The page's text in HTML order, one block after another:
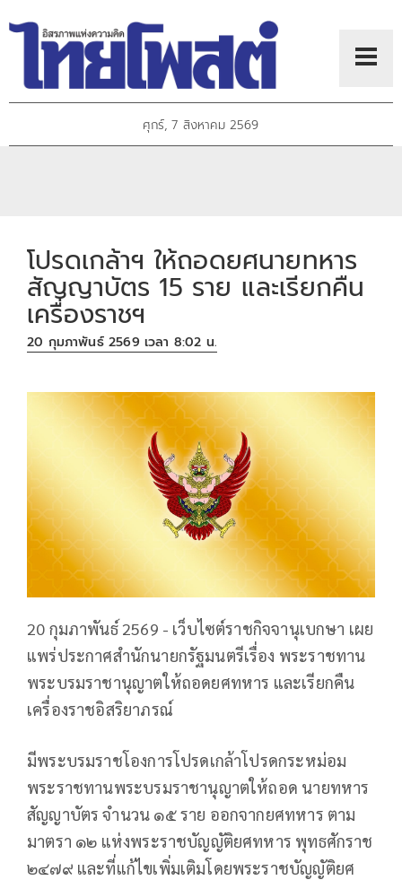
ศุกร์, 7 สิงหาคม 2569
โปรดเกล้าฯ ให้ถอดยศนายทหาร
สัญญาบัตร 15 ราย และเรียกคืน
เครื่องราชฯ
20 กุมภาพันธ์ 2569 เวลา 8:02 น.
20 กุมภาพันธ์ 2569 - เว็บไซต์ราชกิจจานุเบกษา เผย
แพร่ประกาศสำนักนายกรัฐมนตรีเรื่อง พระราชทาน
พระบรมราชานุญาตให้ถอดยศทหาร และเรียกคืน
เครื่องราชอิสริยาภรณ์
มีพระบรมราชโองการโปรดเกล้าโปรดกระหม่อม
พระราชทานพระบรมราชานุญาตให้ถอด นายทหาร
สัญญาบัตร จำนวน ๑๕ ราย ออกจากยศทหาร ตาม
มาตรา ๑๒ แห่งพระราชบัญญัติยศทหาร พุทธศักราช
๒๔๗๙ และที่แก้ไขเพิ่มเติมโดยพระราชบัญญัติยศ